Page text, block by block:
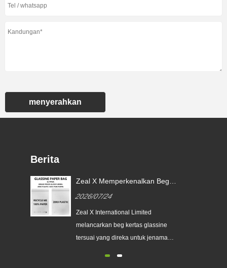
menyerahkan
Berita
Zeal X Memperkenalkan Beg
Pembungkusan Mampan dan
Pematuhan PPWR EU
2026/07/24
Zeal X International Limited
melancarkan beg kertas glassine
tersuai yang direka untuk jenama